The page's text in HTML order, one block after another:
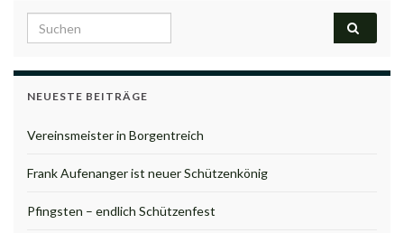
Search for:
NEUESTE BEITRÄGE
Vereinsmeister in Borgentreich
Frank Aufenanger ist neuer Schützenkönig
Pfingsten – endlich Schützenfest